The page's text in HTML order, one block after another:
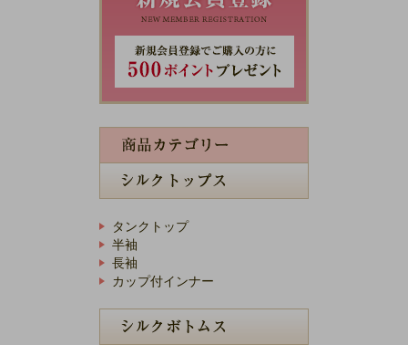
タンクトップ
半袖
長袖
カップ付インナー